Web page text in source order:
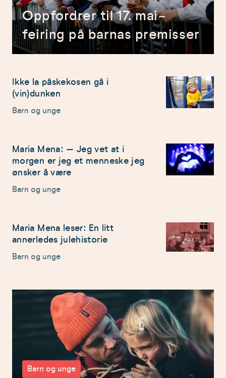
Oppfordrer til 17. mai-
feiring på barnas premisser
Ikke la påskekosen gå i
(vin)dunken
Barn og unge
Maria Mena: – Jeg vet at i
morgen er jeg et menneske jeg
ønsker å være
Barn og unge
Maria Mena leser: En litt
annerledes julehistorie
Barn og unge
Barn og unge